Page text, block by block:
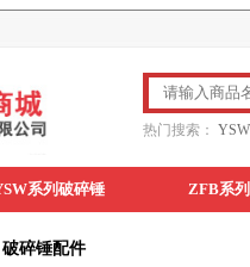
热门搜索：
系列破碎锤 ZFB系
破碎锤配件